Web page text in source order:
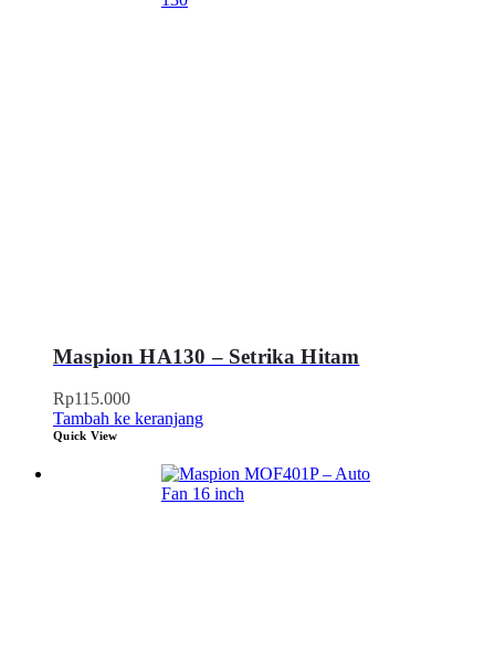
Maspion HA130 – Setrika Hitam
Rp115.000
Tambah ke keranjang
Quick View